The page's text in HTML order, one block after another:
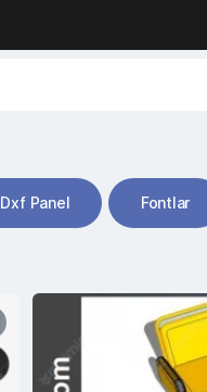
Dxf Panel Fontlar